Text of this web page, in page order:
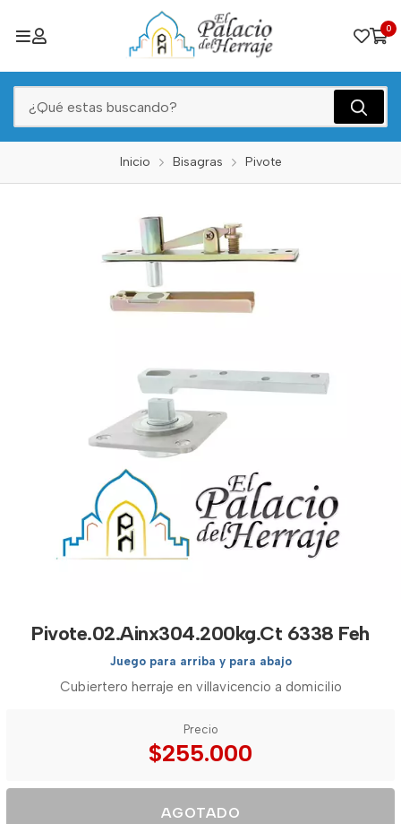
0
Inicio Bisagras Pivote
Pivote.02.Ainx304.200kg.Ct 6338 Feh
Juego para arriba y para abajo
Cubiertero herraje en villavicencio a domicilio
Precio
$255.000
AGOTADO